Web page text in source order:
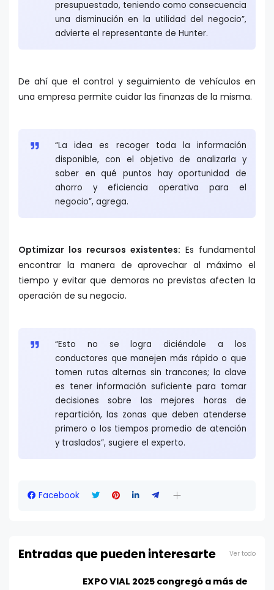
presupuestado, teniendo como consecuencia
una disminución en la utilidad del negocio”,
advierte el representante de Hunter.
De ahí que el control y seguimiento de vehículos en
una empresa permite cuidar las finanzas de la misma.
“La idea es recoger toda la información
disponible, con el objetivo de analizarla y
saber en qué puntos hay oportunidad de
ahorro y eficiencia operativa para el
negocio”, agrega.
Optimizar los recursos existentes: Es fundamental
encontrar la manera de aprovechar al máximo el
tiempo y evitar que demoras no previstas afecten la
operación de su negocio.
“Esto no se logra diciéndole a los
conductores que manejen más rápido o que
tomen rutas alternas sin trancones; la clave
es tener información suficiente para tomar
decisiones sobre las mejores horas de
repartición, las zonas que deben atenderse
primero o los tiempos promedio de atención
y traslados”, sugiere el experto.
Facebook
Entradas que pueden interesarte Ver todo
EXPO VIAL 2025 congregó a más de